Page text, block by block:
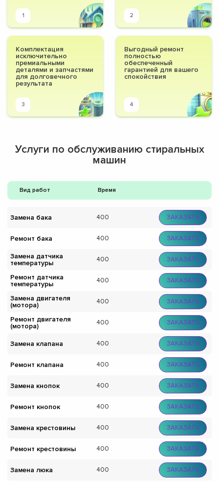
1 2
Комплектация
исключительно
премиальными
деталями и запчастями
для долговечного
результата
3
Выгодный ремонт
полностью
обеспеченный
гарантией для вашего
спокойствия
4
Услуги по обслуживанию стиральных
машин
Вид работ Время
Замена бака 400 ЗАКАЗАТЬ
Ремонт бака 400 ЗАКАЗАТЬ
Замена датчика
температуры
400 ЗАКАЗАТЬ
Ремонт датчика
температуры
400 ЗАКАЗАТЬ
Замена двигателя
(мотора)
400 ЗАКАЗАТЬ
Ремонт двигателя
(мотора)
400 ЗАКАЗАТЬ
Замена клапана 400 ЗАКАЗАТЬ
Ремонт клапана 400 ЗАКАЗАТЬ
Замена кнопок 400 ЗАКАЗАТЬ
Ремонт кнопок 400 ЗАКАЗАТЬ
Замена крестовины 400 ЗАКАЗАТЬ
Ремонт крестовины 400 ЗАКАЗАТЬ
Замена люка 400 ЗАКАЗАТЬ